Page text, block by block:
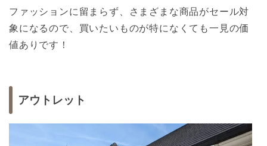
ファッションに留まらず、さまざまな商品がセール対
象になるので、買いたいものが特になくても一見の価
値ありです！
アウトレット